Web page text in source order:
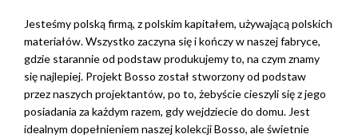
Jesteśmy polską firmą, z polskim kapitałem, używającą polskich
materiałów. Wszystko zaczyna się i kończy w naszej fabryce,
gdzie starannie od podstaw produkujemy to, na czym znamy
się najlepiej. Projekt Bosso został stworzony od podstaw
przez naszych projektantów, po to, żebyście cieszyli się z jego
posiadania za każdym razem, gdy wejdziecie do domu. Jest
idealnym dopełnieniem naszej kolekcji Bosso, ale świetnie